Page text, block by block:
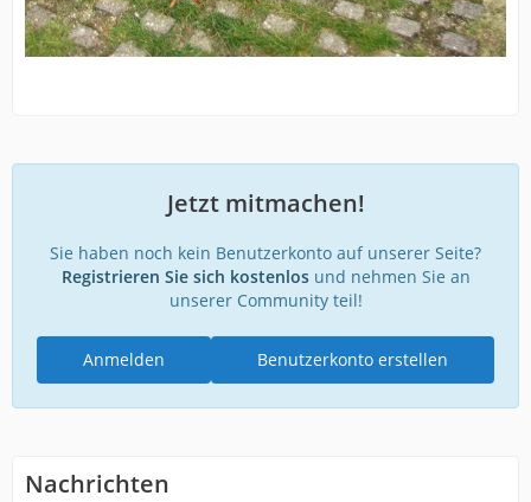
Jetzt mitmachen!
Sie haben noch kein Benutzerkonto auf unserer Seite?
Registrieren Sie sich kostenlosund nehmen Sie an
unserer Community teil!
Benutzerkonto erstellen
Anmelden
Nachrichten